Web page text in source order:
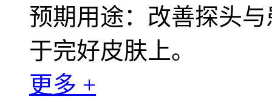
预期用途：改善探头
于完好皮肤上。
更多 +